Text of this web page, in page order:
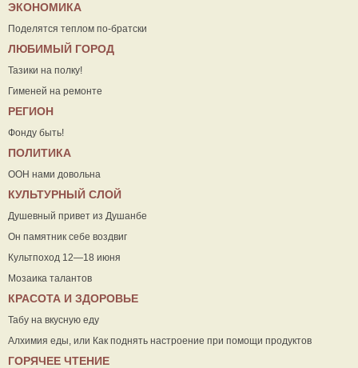
ЭКОНОМИКА
Поделятся теплом по-братски
ЛЮБИМЫЙ ГОРОД
Тазики на полку!
Гименей на ремонте
РЕГИОН
Фонду быть!
ПОЛИТИКА
ООН нами довольна
КУЛЬТУРНЫЙ СЛОЙ
Душевный привет из Душанбе
Он памятник себе воздвиг
Культпоход 12—18 июня
Мозаика талантов
КРАСОТА И ЗДОРОВЬЕ
Табу на вкусную еду
Алхимия еды, или Как поднять настроение при помощи продуктов
ГОРЯЧЕЕ ЧТЕНИЕ